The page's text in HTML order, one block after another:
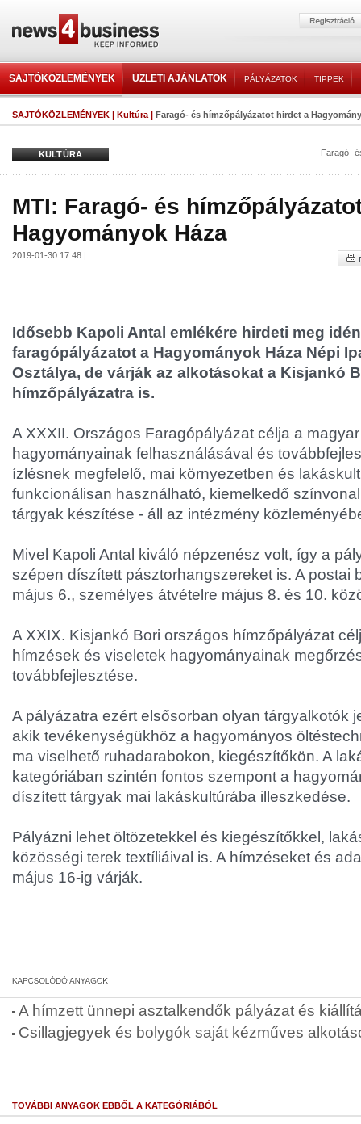
SAJTÓKÖZLEMÉNYEK ÜZLETI AJÁNLATOK PÁLYÁZATOK TIPPEK
SAJTÓKÖZLEMÉNYEK | Kultúra | Faragó- és hímzőpályázatot hirdet a
KULTÚRA Faragó-
MTI: Faragó- és
Hagyományok Háza
2019-01-30 17:48 |
Idősebb Kapoli Antal emlékére hirdeti meg
faragópályázatot a Hagyományok Háza Népi
Osztálya, de várják az alkotásokat a Kisjankó
hímzőpályázatra is.
A XXXII. Országos Faragópályázat célja a
hagyományainak felhasználásával és
ízlésnek megfelelő, mai környezetben és
funkcionálisan használható, kiemelkedő
tárgyak készítése - áll az intézmény
Mivel Kapoli Antal kiváló népzenész volt, így a
szépen díszített pásztorhangszereket is. A postai
május 6., személyes átvételre május 8. és 10.
A XXIX. Kisjankó Bori országos hímzőpályázat
hímzések és viseletek hagyományainak
továbbfejlesztése.
A pályázatra ezért elsősorban olyan tárgyalkotók
akik tevékenységükhöz a hagyományos
ma viselhető ruhadarabokon, kiegészítőkön. A
kategóriában szintén fontos szempont a
díszített tárgyak mai lakáskultúrába illeszkedése.
Pályázni lehet öltözetekkel és kiegészítőkkel,
közösségi terek textíliáival is. A hímzéseket és
május 16-ig várják.
A hímzett ünnepi asztalkendők pályázat és
Csillagjegyek és bolygók saját kézműves
TOVÁBBI ANYAGOK EBBŐL A KATEGÓRIÁBÓL